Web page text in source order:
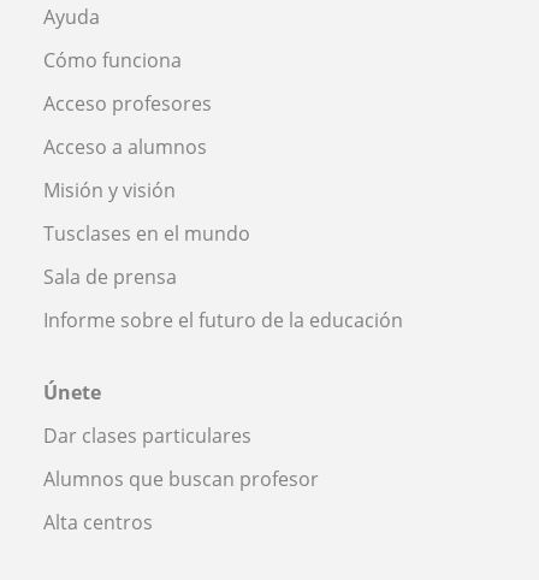
Ayuda
Cómo funciona
Acceso profesores
Acceso a alumnos
Misión y visión
Tusclases en el mundo
Sala de prensa
Informe sobre el futuro de la educación
Únete
Dar clases particulares
Alumnos que buscan profesor
Alta centros